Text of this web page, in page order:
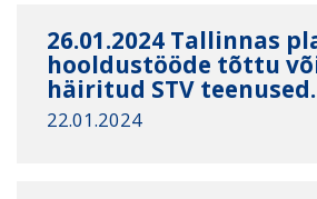
26.01.2024 Tallinnas
hooldustööde tõttu
häiritud STV teenused.
22.01.2024